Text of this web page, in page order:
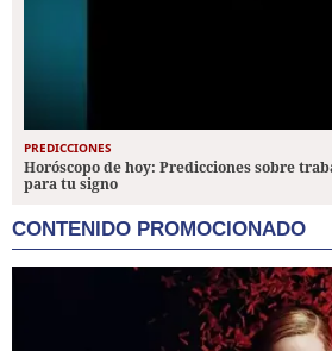
PREDICCIONES
Horóscopo de hoy: Predicciones sobre
para tu signo
CONTENIDO PROMOCIONADO